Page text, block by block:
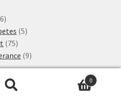
66
produktů
55
7575
produktů
99
produktů
cesty
0